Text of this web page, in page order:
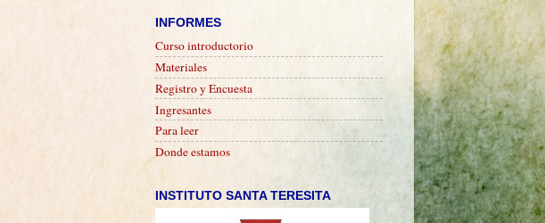
INFORMES
Curso introductorio
Materiales
Registro y Encuesta
Ingresantes
Para leer
Donde estamos
INSTITUTO SANTA TERESITA